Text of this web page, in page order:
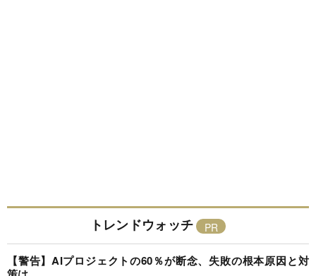
トレンドウォッチ
【警告】AIプロジェクトの60％が断念、失敗の根本原因と対